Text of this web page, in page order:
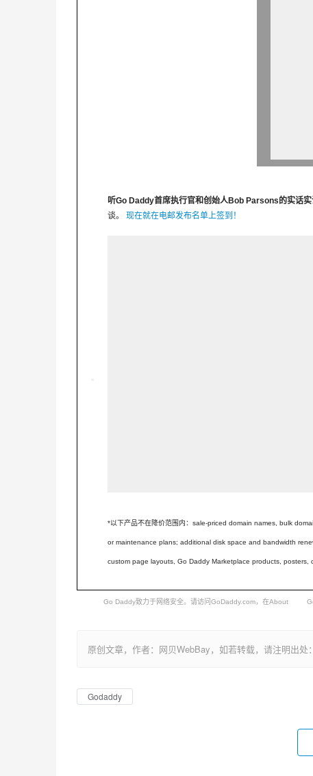
听Go Daddy首席执行官和创始人Bob Parsons的实话实
谈。 现在就在电邮发布名单上签到！
*以下产品不在降价范围内： sale-priced domain names, bulk
or maintenance plans; additional disk space and bandwidth
custom page layouts, Go Daddy Marketplace products, posters,
Go Daddy致力于网络安全。请访问 GoDaddy.com，在
原创文章，作者：网贝WebBay，如若转载，请注明出
Godaddy